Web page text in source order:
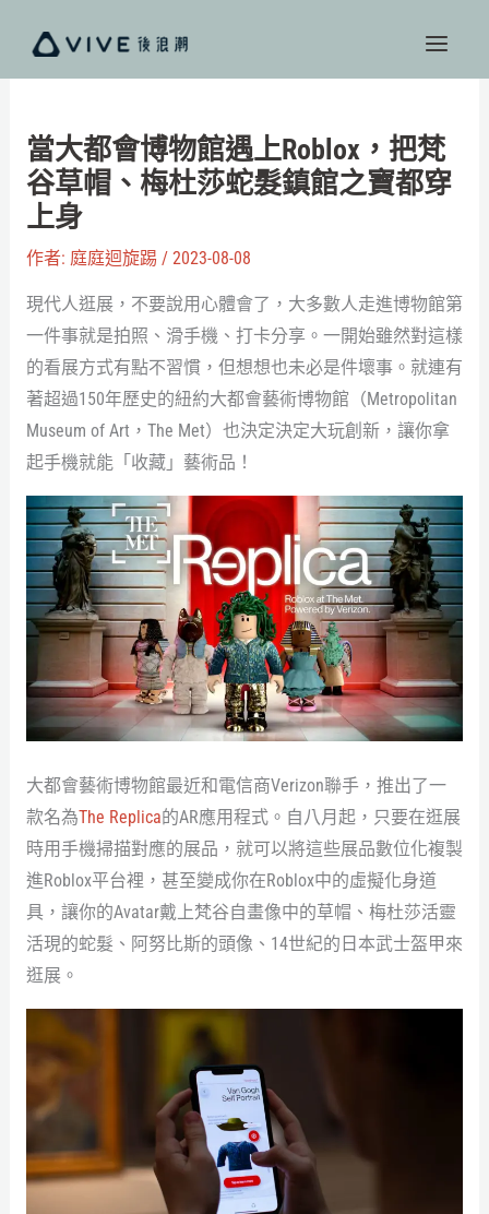
主
當大都會博物館遇上Roblox，把梵
谷草帽、梅杜莎蛇髮鎮館之寶都穿
上身
作者: 庭庭迴旋踢 / 2023-08-08
現代人逛展，不要說用心體會了，大多數人走進博物館第
一件事就是拍照、滑手機、打卡分享。一開始雖然對這樣
的看展方式有點不習慣，但想想也未必是件壞事。就連有
著超過150年歷史的紐約大都會藝術博物館（Metropolitan
Museum of Art，The Met）也決定決定大玩創新，讓你拿
起手機就能「收藏」藝術品！
大都會藝術博物館最近和電信商Verizon聯手，推出了一
款名為The Replica的AR應用程式。自八月起，只要在逛展
時用手機掃描對應的展品，就可以將這些展品數位化複製
進Roblox平台裡，甚至變成你在Roblox中的虛擬化身道
具，讓你的Avatar戴上梵谷自畫像中的草帽、梅杜莎活靈
活現的蛇髮、阿努比斯的頭像、14世紀的日本武士盔甲來
逛展。